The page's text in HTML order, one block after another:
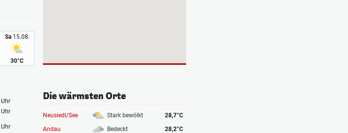
Sa15.08.
30°C
Uhr
Uhr
Uhr
Die wärmsten Orte
Neusiedl/See Stark bewölkt
28,7°C
Andau
Bedeckt
28,2°C